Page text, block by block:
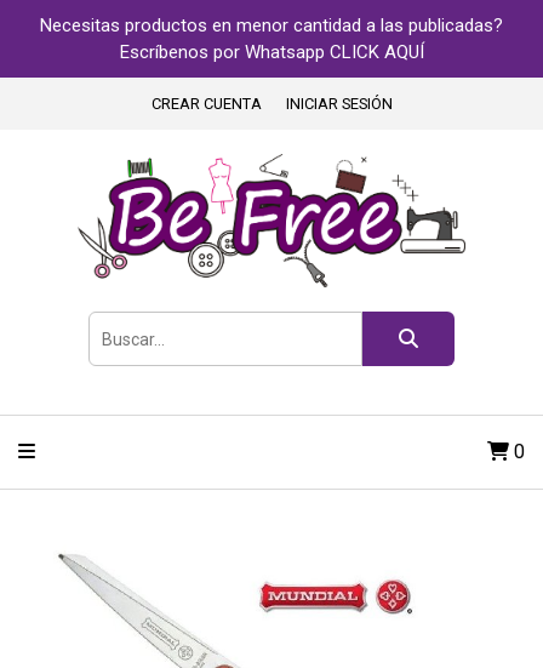
Necesitas productos en menor cantidad a las publicadas?
Escríbenos por Whatsapp CLICK AQUÍ
CREAR CUENTA INICIAR SESIÓN
0